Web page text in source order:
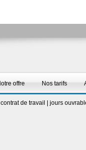
offre Nos tarifs
contrat de travail jours